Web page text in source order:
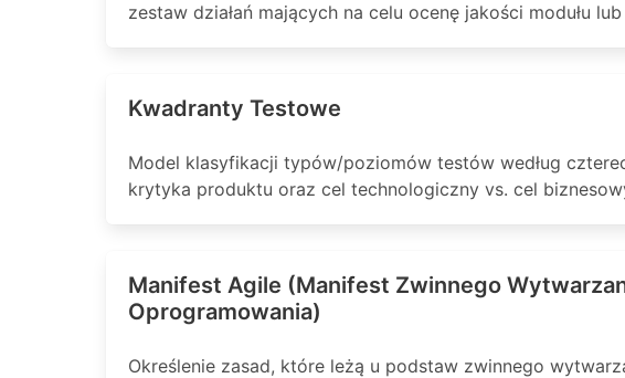
zestaw działań mających na celu ocenę jakości modułu
Kwadranty Testowe
Model klasyfikacji typów/poziomów testów według
krytyka produktu oraz cel technologiczny vs. cel
Manifest Agile (Manifest Zwinnego
Oprogramowania)
Określenie zasad, które leżą u podstaw zwinnego